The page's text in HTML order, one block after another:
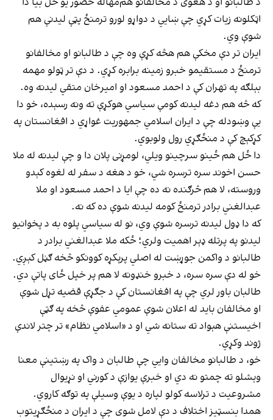
اټکلونه زیات کړي چې ښايي د دواړو لورو ترمنځ پټې لیدنې هم
شوې وي.
ایران تر دې مخکې هم هڅه کړې وه چې د طالبانو او مخالفانو
ترمنځ د مستقیمو خبرو زمینه برابره کړي. د دې تر ټولو مهمه
بېلګه په تهران کې د احمد مسعود او امیرخان متقي لیدنه وه.
که څه هم دغه لیدنه کومې سیاسي هوکړې ته ونه رسېده، خو دا
یې وښودله چې د ایران اسلامي جمهوریت غواړي د افغانستان په
کړکېچ کې د منځګړي رول ولوبوي.
دا ځل هم ځینو سرچینو ویلي، لومړنی پلان دا و چې لیدنه له ملا
حسن اخوند سره ترسره شي، خو د هغه د سفر له لغوه کېدو
وروسته، لا هم څرګنده نه ده چې ایا د احمد مسعود او ملا
عبدالغني برادر ترمنځ کومه لیدنه شوې ده که نه.
که دا ډول لیدنه ترسره شوې وي، نو له سیاسي پلوه به د پخوانیو
لیدنو په پرتله ډېر اهمیت ولري؛ ځکه ملا عبدالغني برادر د
طالبانو د واکمن جوړښت له اصلي پرېکړه کوونکو څخه ګڼل کېږي.
خو له دې سره سره، د خبرو خنډونه لا هم پر خپل ځای پاتې دي.
طالبان باور لري چې په افغانستان کې د جګړې قضیه تړل شوې
او مخالفان باید له اعلان شوې عمومي عفوې څخه په ګټې
اخیستنې هېواد ته ستانه شي او د «اسلامي نظام» تر چتر لاندې
ژوند وکړي.
خو، د طالبانو مخالفان وايي چې طالبان د واک په رښتینې معنا
وېشلو ته چمتو نه دي او خبرې یوازې د کورني او نړیوال
مشروعیت د ترلاسه کولو لپاره د یوې وسیلې په توګه کاروي.
همدا بنسټیز اختلاف د دې لامل شوی چې د ایران د منځګړیتوب